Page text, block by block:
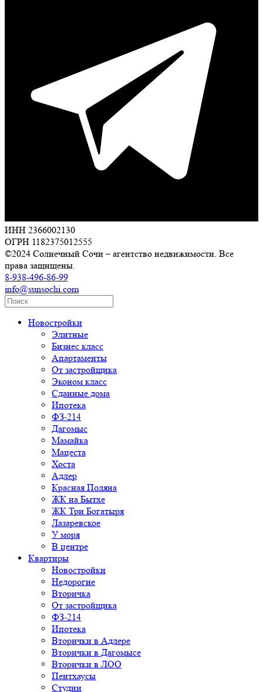
ИНН 2366002130
ОГРН 1182375012555
©2024 Солнечный Сочи – агентство недвижимости. Все
права защищены.
8-938-496-86-99
info@sunsochi.com
Новостройки
Элитные
Бизнес класс
Апартаменты
От застройщика
Эконом класс
Сданные дома
Ипотека
ФЗ-214
Дагомыс
Мамайка
Мацеста
Хоста
Адлер
Красная Поляна
ЖК на Бытхе
ЖК Три Богатыря
Лазаревское
У моря
В центре
Квартиры
Новостройки
Недорогие
Вторичка
От застройщика
ФЗ-214
Ипотека
Вторички в Адлере
Вторички в Дагомысе
Вторички в ЛОО
Пентхаусы
Студии